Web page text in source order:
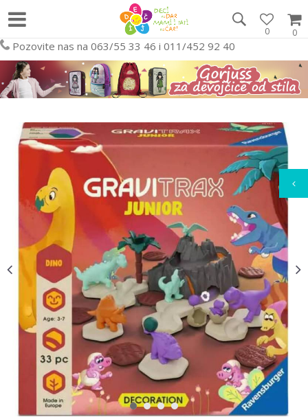
0
0
Pozovite nas na 063/55 33 46 i 011/452 92 40
1 2 3 4